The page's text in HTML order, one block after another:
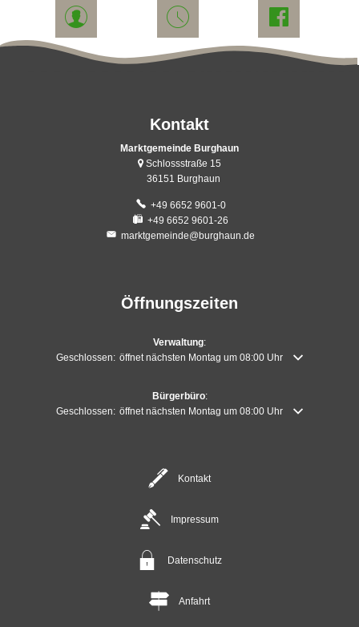
Kontakt
Marktgemeinde Burghaun
Schlossstraße 15
36151 Burghaun
+49 6652 9601-0
+49 6652 9601-26
marktgemeinde@burghaun.de
Öffnungszeiten
Verwaltung:
Klicken, um weitere Öffnungs- oder Schließzeiten auszublenden
Geschlossen: öffnet nächsten Montag um 08:00 Uhr
Bürgerbüro:
Klicken, um weitere Öffnungs- oder Schließzeiten auszublenden
Geschlossen: öffnet nächsten Montag um 08:00 Uhr
Kontakt
Impressum
Datenschutz
Anfahrt